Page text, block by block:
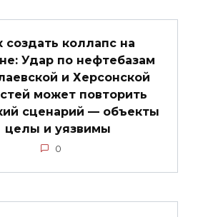
создать коллапс на
Удар по нефтебазам
и Херсонской
может повторить
сценарий — объекты
целы и уязвимы
0